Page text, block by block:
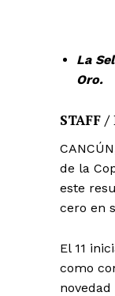
La
Oro.
STAFF
de la
este
cero en
El 11
como